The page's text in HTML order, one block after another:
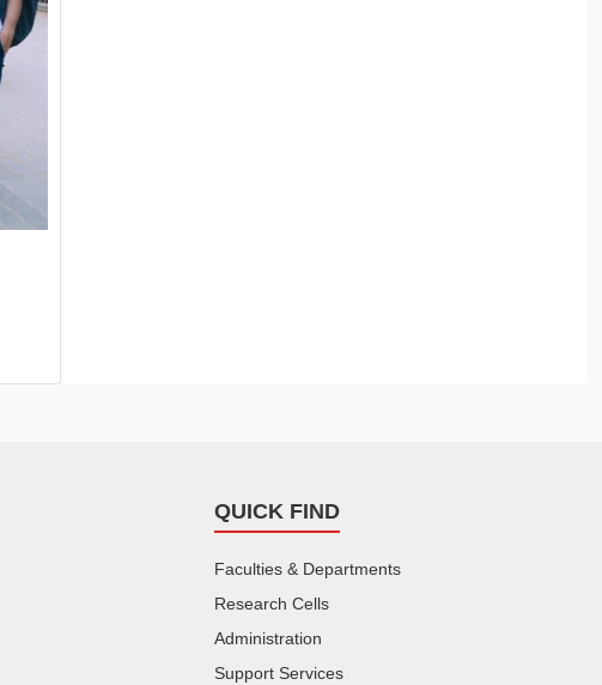
QUICK FIND
Faculties & Departments
Research Cells
Administration
Support Services